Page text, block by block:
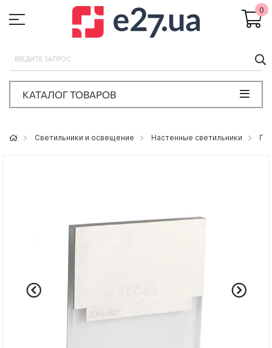
0
КАТАЛОГ ТОВАРОВ
Светильники и освещение Настенные светильники